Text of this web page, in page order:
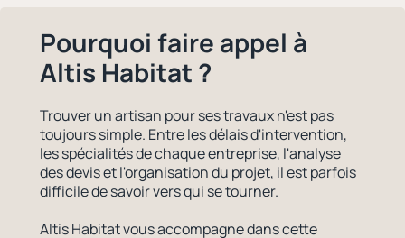
Pourquoi faire appel à
Altis Habitat ?
Trouver un artisan pour ses travaux n'est pas
toujours simple. Entre les délais d'intervention,
les spécialités de chaque entreprise, l'analyse
des devis et l'organisation du projet, il est parfois
difficile de savoir vers qui se tourner.
Altis Habitat vous accompagne dans cette